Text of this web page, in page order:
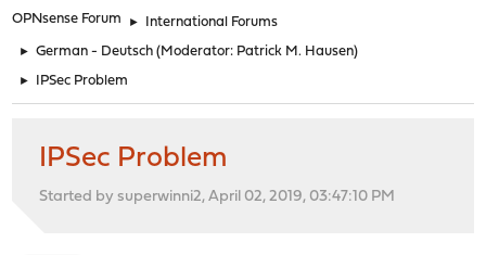
OPNsense Forum ► International Forums
► German - Deutsch (Moderator: Patrick M. Hausen)
► IPSec Problem
IPSec Problem
Started by superwinni2, April 02, 2019, 03:47:10 PM